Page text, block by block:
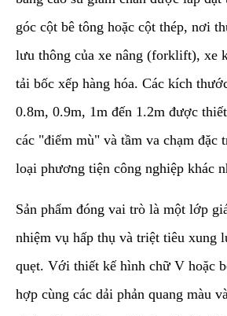
góc cột bê tông hoặc cột thép, nơi
lưu thông của xe nâng (forklift), xe
tải bốc xếp hàng hóa. Các kích
0.8m, 0.9m, 1m đến 1.2m được
các "điểm mù" và tầm va chạm đặc
loại phương tiện công nghiệp khác
​Sản phẩm đóng vai trò là một lớp
nhiệm vụ hấp thụ và triệt tiêu xung
quẹt. Với thiết kế hình chữ V hoặc
hợp cùng các dải phản quang màu